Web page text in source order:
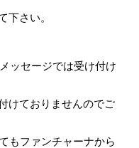
下さい。
ッセージでは受け付け
けておりませんのでご
もファンチャーナから